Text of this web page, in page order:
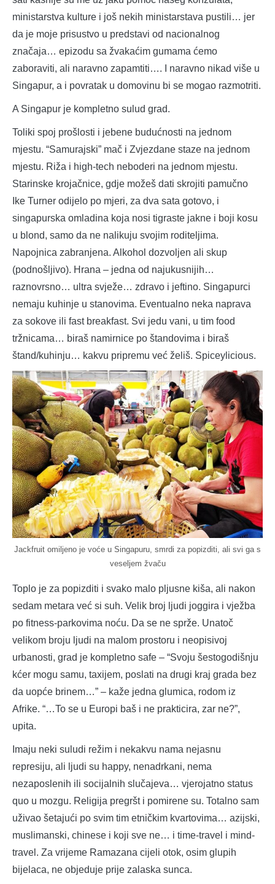
ministarstva kulture i još nekih ministarstava pustili… jer
da je moje prisustvo u predstavi od nacionalnog
značaja… epizodu sa žvakaćim gumama ćemo
zaboraviti, ali naravno zapamtiti…. I naravno nikad više u
Singapur, a i povratak u domovinu bi se mogao razmotriti.
A Singapur je kompletno sulud grad.
Toliki spoj prošlosti i jebene budućnosti na jednom
mjestu. “Samurajski” mač i Zvjezdane staze na jednom
mjestu. Riža i high-tech neboderi na jednom mjestu.
Starinske krojačnice, gdje možeš dati skrojiti pamučno
Ike Turner odijelo po mjeri, za dva sata gotovo, i
singapurska omladina koja nosi tigraste jakne i boji kosu
u blond, samo da ne nalikuju svojim roditeljima.
Napojnica zabranjena. Alkohol dozvoljen ali skup
(podnošljivo). Hrana – jedna od najukusnijih…
raznovrsno… ultra svježe… zdravo i jeftino. Singapurci
nemaju kuhinje u stanovima. Eventualno neka naprava
za sokove ili fast breakfast. Svi jedu vani, u tim food
tržnicama… biraš namirnice po štandovima i biraš
štand/kuhinju… kakvu pripremu već želiš. Spiceylicious.
Jackfruit omiljeno je voće u Singapuru, smrdi za popizditi, ali svi ga s
veseljem žvaču
Toplo je za popizditi i svako malo pljusne kiša, ali nakon
sedam metara već si suh. Velik broj ljudi joggira i vježba
po fitness-parkovima noću. Da se ne sprže. Unatoč
velikom broju ljudi na malom prostoru i neopisivoj
urbanosti, grad je kompletno safe – “Svoju šestogodišnju
kćer mogu samu, taxijem, poslati na drugi kraj grada bez
da uopće brinem…” – kaže jedna glumica, rodom iz
Afrike. “…To se u Europi baš i ne prakticira, zar ne?”,
upita.
Imaju neki suludi režim i nekakvu nama nejasnu
represiju, ali ljudi su happy, nenadrkani, nema
nezaposlenih ili socijalnih slučajeva… vjerojatno status
quo u mozgu. Religija pregršt i pomirene su. Totalno sam
uživao šetajući po svim tim etničkim kvartovima… azijski,
muslimanski, chinese i koji sve ne… i time-travel i mind-
travel. Za vrijeme Ramazana cijeli otok, osim glupih
bijelaca, ne objeduje prije zalaska sunca.